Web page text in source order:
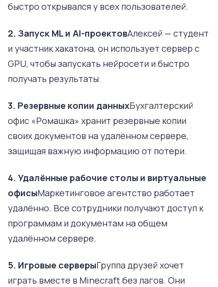
быстро открывался у всех пользователей.
2. Запуск ML и AI-проектовАлексей — студент
и участник хакатона, он использует сервер с
GPU, чтобы запускать нейросети и быстро
получать результаты.
3. Резервные копии данныхБухгалтерский
офис «Ромашка» хранит резервные копии
своих документов на удалённом сервере,
защищая важную информацию от потери.
4. Удалённые рабочие столы и виртуальные
офисыМаркетинговое агентство работает
удалённо. Все сотрудники получают доступ к
программам и документам на общем
удалённом сервере.
5. Игровые серверыГруппа друзей хочет
играть вместе в Minecraft без лагов. Они